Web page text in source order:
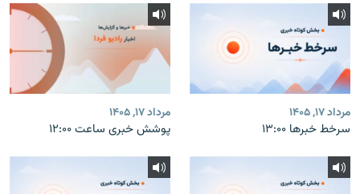
مرداد ۱۷, ۱۴۰۵
سرخط خبرها ۱۳:۰۰
مرداد ۱۷, ۱۴۰۵
پوشش خبری ساعت ۱۲:۰۰